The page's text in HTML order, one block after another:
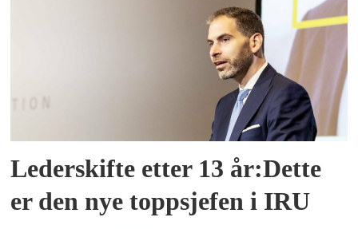
Lederskifte etter 13 år:Dette
er den nye toppsjefen i IRU